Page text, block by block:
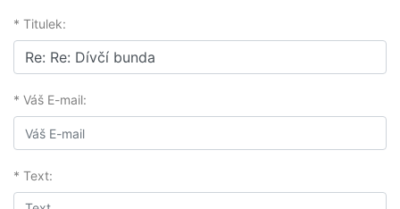
* Titulek:
* Váš E-mail:
* Text: